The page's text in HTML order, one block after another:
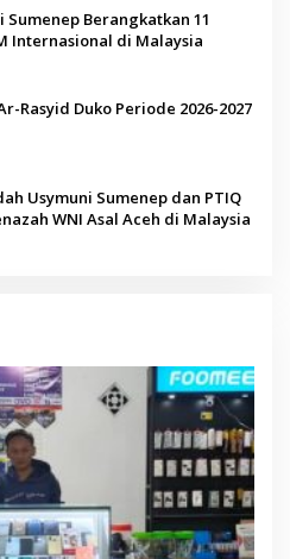
Sumenep Berangkatkan 11
Internasional di Malaysia
Rasyid Duko Periode 2026-2027
Usymuni Sumenep dan PTIQ
WNI Asal Aceh di Malaysia